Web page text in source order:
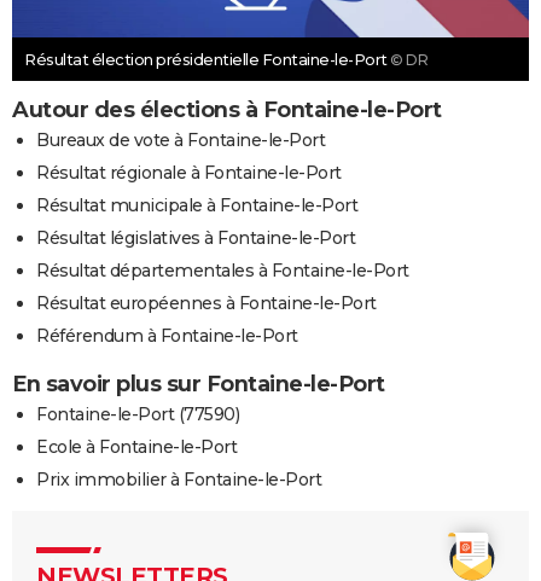
Résultat élection présidentielle Fontaine-le-Port © DR
Autour des élections à Fontaine-le-Port
Bureaux de vote à Fontaine-le-Port
Résultat régionale à Fontaine-le-Port
Résultat municipale à Fontaine-le-Port
Résultat législatives à Fontaine-le-Port
Résultat départementales à Fontaine-le-Port
Résultat européennes à Fontaine-le-Port
Référendum à Fontaine-le-Port
En savoir plus sur Fontaine-le-Port
Fontaine-le-Port (77590)
Ecole à Fontaine-le-Port
Prix immobilier à Fontaine-le-Port